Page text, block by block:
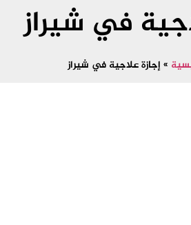
في شيراز
» إجازة علاجية في شيراز